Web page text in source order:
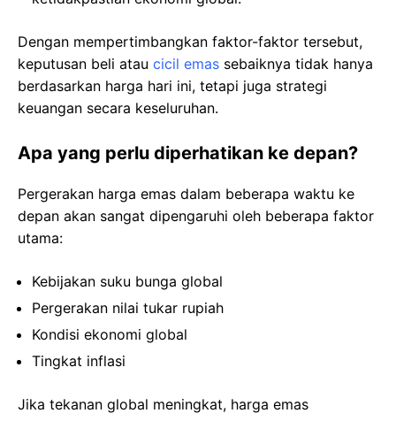
Dengan mempertimbangkan faktor-faktor tersebut,
keputusan beli atau cicil emas sebaiknya tidak hanya
berdasarkan harga hari ini, tetapi juga strategi
keuangan secara keseluruhan.
Apa yang perlu diperhatikan ke depan?
Pergerakan harga emas dalam beberapa waktu ke
depan akan sangat dipengaruhi oleh beberapa faktor
utama:
Kebijakan suku bunga global
Pergerakan nilai tukar rupiah
Kondisi ekonomi global
Tingkat inflasi
Jika tekanan global meningkat, harga emas